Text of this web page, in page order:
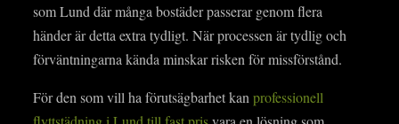
som Lund där många bostäder passerar genom flera
händer är detta extra tydligt. När processen är tydlig och
förväntningarna kända minskar risken för missförstånd.
För den som vill ha förutsägbarhet kan professionell